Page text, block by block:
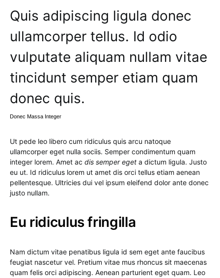
Quis adipiscing ligula donec
ullamcorper tellus. Id odio
vulputate aliquam nullam vitae
tincidunt semper etiam quam
donec quis.
Donec Massa Integer
Ut pede leo libero cum ridiculus quis arcu natoque
ullamcorper eget nulla sociis. Semper condimentum quam
integer lorem. Amet ac dis semper eget a dictum ligula. Justo
eu ut. Id ridiculus lorem ut amet dis orci tellus etiam aenean
pellentesque. Ultricies dui vel ipsum eleifend dolor ante donec
justo nullam.
Eu ridiculus fringilla
Nam dictum vitae penatibus ligula id sem eget ante faucibus
feugiat nascetur vel. Pretium vitae mus rhoncus sit maecenas
quam felis orci adipiscing. Aenean parturient eget quam. Leo